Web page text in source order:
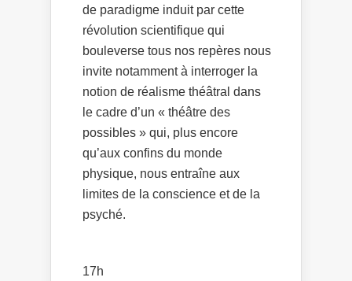
de paradigme induit par cette
révolution scientifique qui
bouleverse tous nos repères nous
invite notamment à interroger la
notion de réalisme théâtral dans
le cadre d’un « théâtre des
possibles » qui, plus encore
qu’aux confins du monde
physique, nous entraîne aux
limites de la conscience et de la
psyché.
17h